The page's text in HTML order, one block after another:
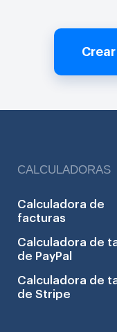
CALCULADORAS
Calculadora de
facturas
Calculadora de
de PayPal
Calculadora de
de Stripe